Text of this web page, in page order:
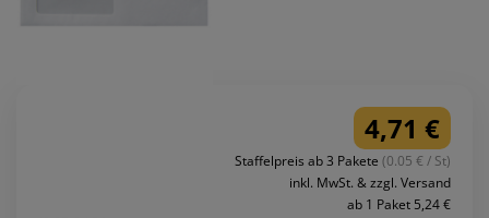
4,71 €
Staffelpreis ab 3 Pakete (0.05 € / St)
inkl. MwSt. & zzgl. Versand
ab 1 Paket 5,24 €